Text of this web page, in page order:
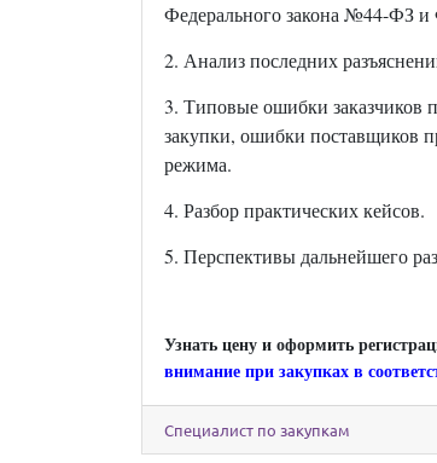
Федерального закона №44-ФЗ и
2. Анализ последних
3. Типовые ошибки заказчиков
закупки, ошибки поставщиков
режима.
4. Разбор практических кейсов.
5. Перспективы дальнейшего
Узнать цену и оформить
внимание при закупках в
Специалист по закупкам